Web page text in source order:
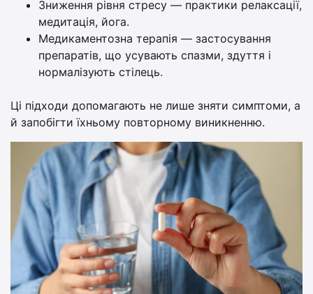
Зниження рівня стресу — практики релаксації,
медитація, йога.
Медикаментозна терапія — застосування
препаратів, що усувають спазми, здуття і
нормалізують стілець.
Ці підходи допомагають не лише зняти симптоми, а
й запобігти їхньому повторному виникненню.